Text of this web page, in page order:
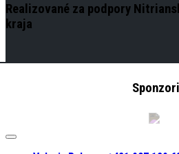
Realizované za podpory
kraja
Sponzori
Expand